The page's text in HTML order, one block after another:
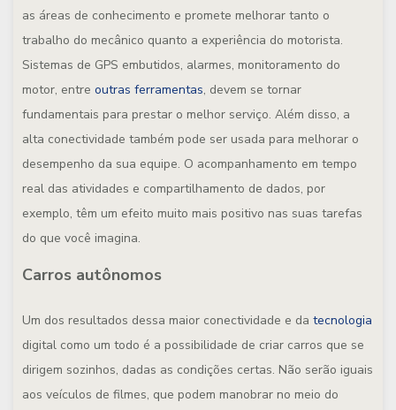
as áreas de conhecimento e promete melhorar tanto o
trabalho do mecânico quanto a experiência do motorista.
Sistemas de GPS embutidos, alarmes, monitoramento do
motor, entre outras ferramentas, devem se tornar
fundamentais para prestar o melhor serviço. Além disso, a
alta conectividade também pode ser usada para melhorar o
desempenho da sua equipe. O acompanhamento em tempo
real das atividades e compartilhamento de dados, por
exemplo, têm um efeito muito mais positivo nas suas tarefas
do que você imagina.
Carros autônomos
Um dos resultados dessa maior conectividade e da tecnologia
digital como um todo é a possibilidade de criar carros que se
dirigem sozinhos, dadas as condições certas. Não serão iguais
aos veículos de filmes, que podem manobrar no meio do